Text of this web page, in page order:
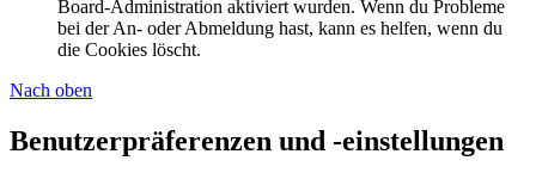
Board-Administration aktiviert wurden. Wenn du Probleme
bei der An- oder Abmeldung hast, kann es helfen, wenn du
die Cookies löscht.
Nach oben
Benutzerpräferenzen und -einstellungen